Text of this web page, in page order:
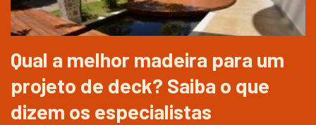
Qual a melhor madeira para um
projeto de deck? Saiba o que
dizem os especialistas